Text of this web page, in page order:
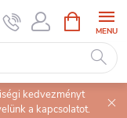
KOSÁR
kedvezményt
a kapcsolatot.